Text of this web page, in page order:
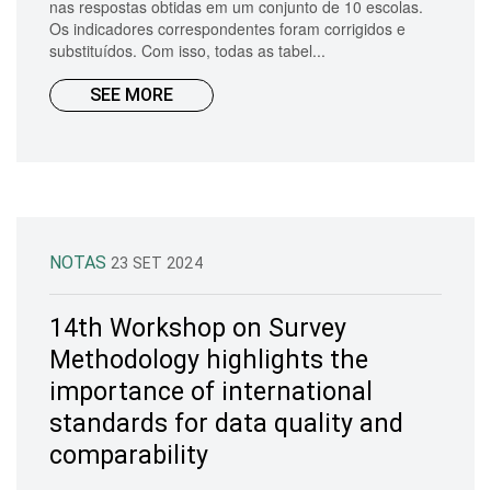
nas respostas obtidas em um conjunto de 10 escolas.
Os indicadores correspondentes foram corrigidos e
substituídos. Com isso, todas as tabel...
SEE MORE
NOTAS 23 SET 2024
14th Workshop on Survey
Methodology highlights the
importance of international
standards for data quality and
comparability